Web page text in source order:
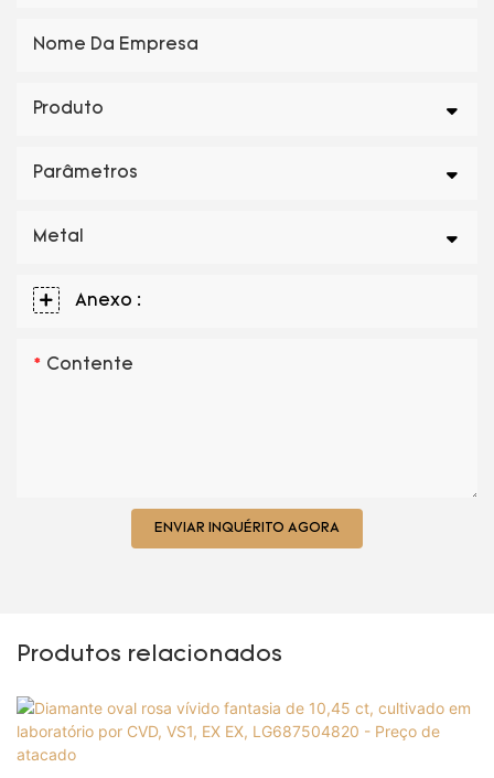
Nome Da Empresa
Produto
Parâmetros
Metal
Anexo :
Contente
ENVIAR INQUÉRITO AGORA
Produtos relacionados